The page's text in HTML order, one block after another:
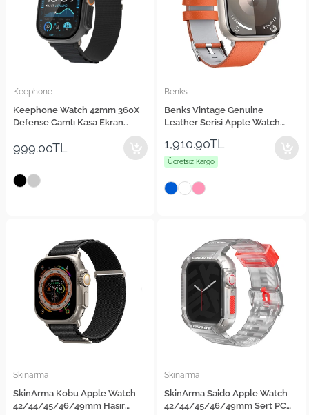
Keephone
Keephone Watch 42mm 360X
Defense Camlı Kasa Ekran
999.00TL
Benks
Benks Vintage Genuine
Leather Serisi Apple Watch
Strap Kayış
1,910.90TL
Ücretsiz Kargo
Skinarma
SkinArma Kobu Apple Watch
42/44/45/46/49mm Hasır
Skinarma
SkinArma Saido Apple Watch
42/44/45/46/49mm Sert PC